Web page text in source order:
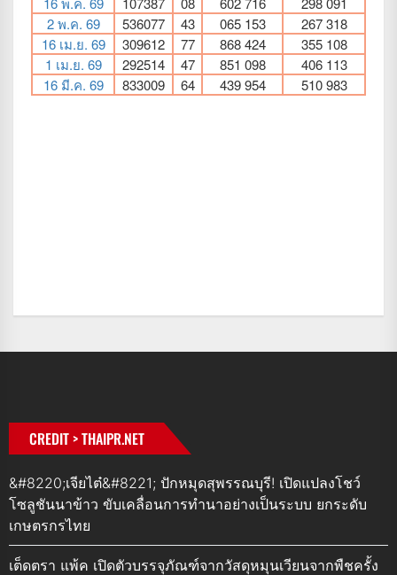
CREDIT > THAIPR.NET
&#8220;เจียไต๋&#8221; ปักหมุดสุพรรณบุรี! เปิดแปลงโชว์
โซลูชันนาข้าว ขับเคลื่อนการทำนาอย่างเป็นระบบ ยกระดับ
เกษตรกรไทย
เต็ดตรา แพ้ค เปิดตัวบรรจุภัณฑ์จากวัสดุหมุนเวียนจากพืชครั้ง